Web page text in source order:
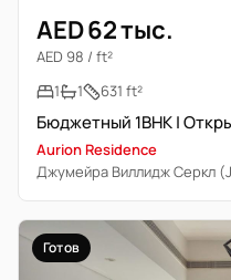
AED 62 тыс.
AED 98 / ft²
1
1 631 ft²
Бюджетный 1BHK |
Aurion Residence
Джумейра Виллидж Серкл
Готов